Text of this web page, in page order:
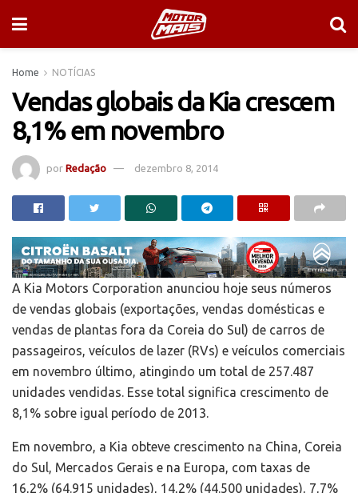
Home NOTÍCIAS
Vendas globais da Kia crescem
8,1% em novembro
por Redação dezembro 8, 2014
A Kia Motors Corporation anunciou hoje seus números
de vendas globais (exportações, vendas domésticas e
vendas de plantas fora da Coreia do Sul) de carros de
passageiros, veículos de lazer (RVs) e veículos comerciais
em novembro último, atingindo um total de 257.487
unidades vendidas. Esse total significa crescimento de
8,1% sobre igual período de 2013.
Em novembro, a Kia obteve crescimento na China, Coreia
do Sul, Mercados Gerais e na Europa, com taxas de
16,2% (64.915 unidades), 14,2% (44.500 unidades), 7,7%